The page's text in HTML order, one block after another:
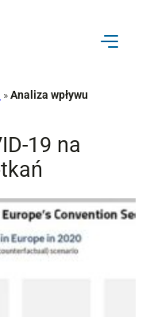
»Analiza wpływu
19 na